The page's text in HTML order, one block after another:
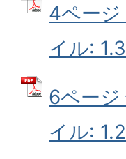
4ページ
イル:
6ページ
イル: